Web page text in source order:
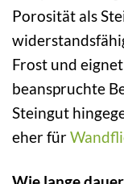
Porosität als
Frost und
beanspruchte
Steingut
eher für